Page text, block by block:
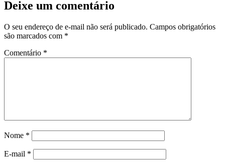
Deixe um comentário
O seu endereço de e-mail não será publicado. Campos obrigatórios
são marcados com *
Comentário *
Nome *
E-mail *